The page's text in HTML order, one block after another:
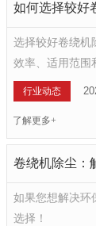
如何选择较好
选择较好卷绕机
效率、适用范围
行业动态
了解更多+
卷绕机除尘：
如果您想解决环
选择！